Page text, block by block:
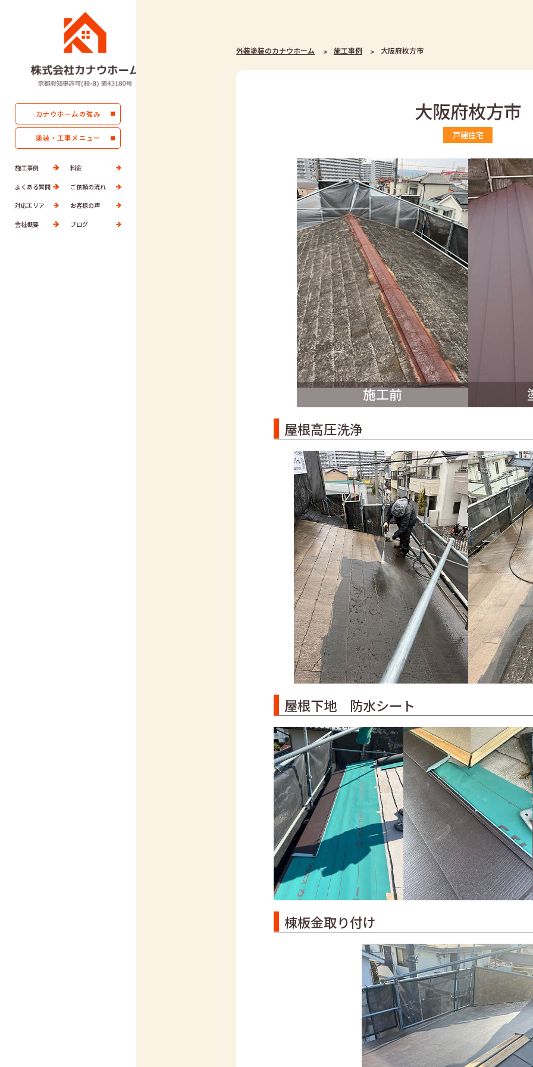
カナウホームの強み
塗装・工事メニュー
施工事例 料金
よくある質問 ご依頼の流れ
対応エリア お客様の声
会社概要 ブログ
外装塗装のカナウホーム 施工事例 大阪府枚方市
大阪府枚方市
戸建住宅
施工前
屋根高圧洗浄
屋根下地 防水シート
棟板金取り付け